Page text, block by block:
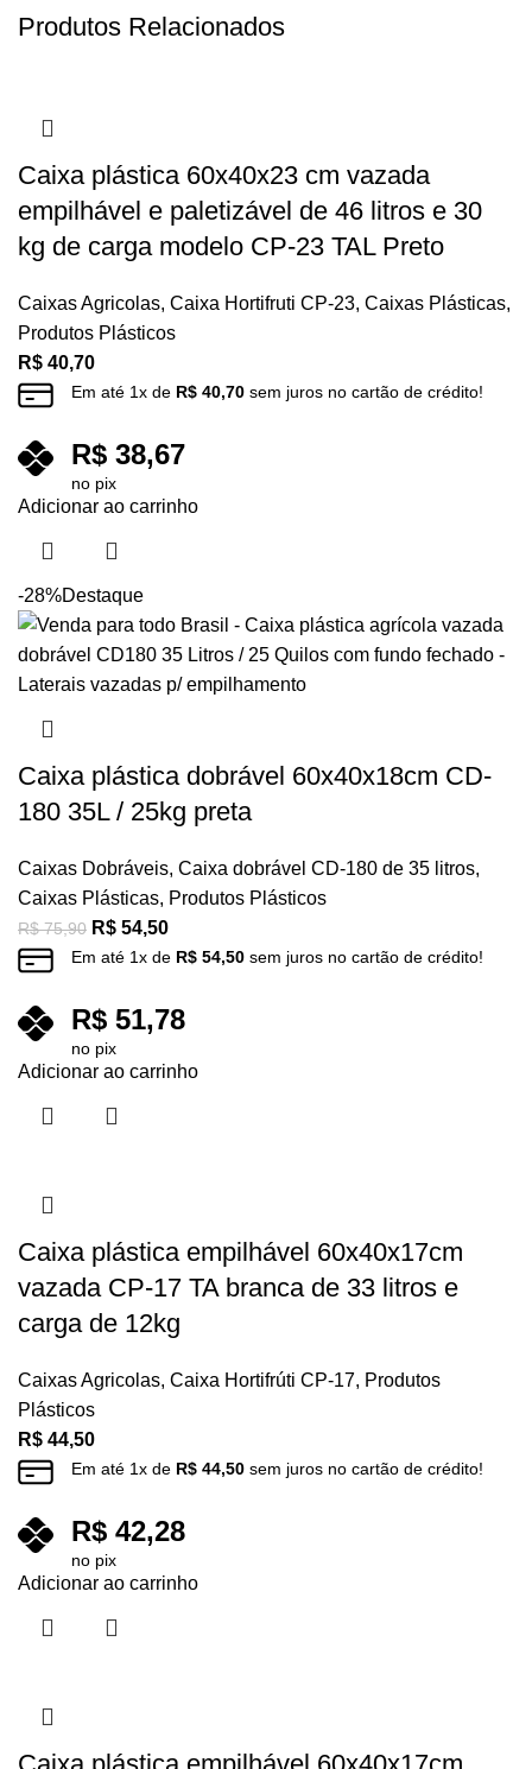
Produtos Relacionados
Caixa plástica 60x40x23 cm vazada
empilhável e paletizável de 46 litros e 30
kg de carga modelo CP-23 TAL Preto
Caixas Agricolas, Caixa Hortifruti CP-23, Caixas Plásticas,
Produtos Plásticos
R$ 40,70
Em até 1x de R$ 40,70 sem juros no cartão de crédito!
R$ 38,67
no pix
Adicionar ao carrinho
-28%Destaque
Caixa plástica dobrável 60x40x18cm CD-
180 35L / 25kg preta
Caixas Dobráveis, Caixa dobrável CD-180 de 35 litros,
Caixas Plásticas, Produtos Plásticos
R$75,90 R$ 54,50
Em até 1x de R$ 54,50 sem juros no cartão de crédito!
R$ 51,78
no pix
Adicionar ao carrinho
Caixa plástica empilhável 60x40x17cm
vazada CP-17 TA branca de 33 litros e
carga de 12kg
Caixas Agricolas, Caixa Hortifrúti CP-17, Produtos
Plásticos
R$ 44,50
Em até 1x de R$ 44,50 sem juros no cartão de crédito!
R$ 42,28
no pix
Adicionar ao carrinho